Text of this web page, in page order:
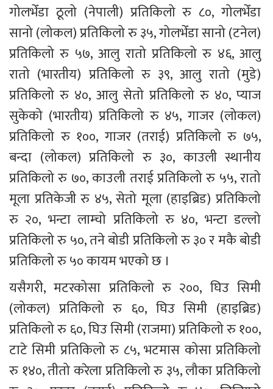
गोलभेँडा ठूलो (नेपाली) प्रतिकिलो रु ८०, गोलभेँडा
सानो (लोकल) प्रतिकिलो रु ३५, गोलभेँडा सानो (टनेल)
प्रतिकिलो रु ५७, आलु रातो प्रतिकिलो रु ४६, आलु
रातो (भारतीय) प्रतिकिलो रु ३९, आलु रातो (मुडे)
प्रतिकिलो रु ४०, आलु सेतो प्रतिकिलो रु ४०, प्याज
सुकेको (भारतीय) प्रतिकिलो रु ४५, गाजर (लोकल)
प्रतिकिलो रु १००, गाजर (तराई) प्रतिकिलो रु ७५,
बन्दा (लोकल) प्रतिकिलो रु ३०, काउली स्थानीय
प्रतिकिलो रु ७०, काउली तराई प्रतिकिलो रु ५५, रातो
मूला प्रतिकेजी रु ४५, सेतो मूला (हाइब्रिड) प्रतिकिलो
रु २०, भन्टा लाम्चो प्रतिकिलो रु ४०, भन्टा डल्लो
प्रतिकिलो रु ५०, तने बोडी प्रतिकिलो रु ३० र मकै बोडी
प्रतिकिलो रु ५० कायम भएको छ ।
यसैगरी, मटरकोसा प्रतिकिलो रु २००, घिउ सिमी
(लोकल) प्रतिकिलो रु ६०, घिउ सिमी (हाइब्रिड)
प्रतिकिलो रु ६०, घिउ सिमी (राजमा) प्रतिकिलो रु १००,
टाटे सिमी प्रतिकिलो रु ८५, भटमास कोसा प्रतिकिलो
रु १४०, तीतो करेला प्रतिकिलो रु ३५, लौका प्रतिकिलो